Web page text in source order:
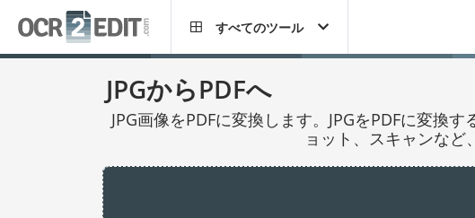
すべてのツール
JPGからPDFへ
JPG画像をPDFに変換します。JPGをPDFに変換
ョット、スキャンなど